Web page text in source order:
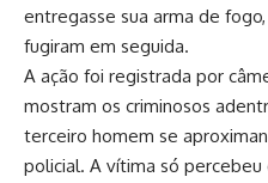
entregasse sua arma de
fugiram em seguida.
A ação foi registrada por
mostram os criminosos
terceiro homem se
policial. A vítima só